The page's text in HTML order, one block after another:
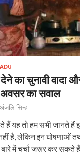
देने का चुनावी वादा
अवसर का सवाल
अंजलि सिन्हा
हैं यह तो हम सभी जानते हैं
है, लेकिन इन घोषणाओं
में चर्चा जरूर कर सकते